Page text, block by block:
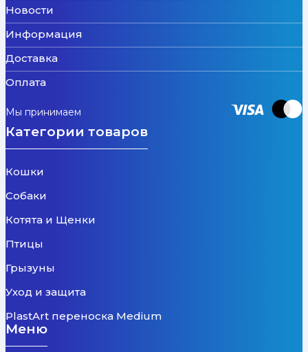
Новости
Информация
Доставка
Оплата
Мы принимаем
Категории товаров
Кошки
Собаки
Котята и Щенки
Птицы
Грызуны
Уход и защита
PlastArt переноска Medium
Меню